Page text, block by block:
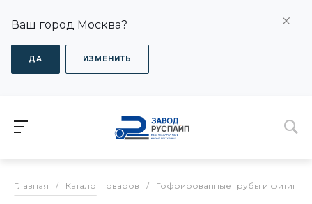
Ваш город Москва?
ДА ИЗМЕНИТЬ
Главная / Каталог товаров / Гофрированные трубы и фитинги